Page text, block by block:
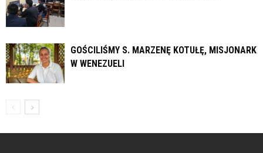
GOŚCILIŚMY S. MARZENĘ KOTUŁĘ, MISJONARKĘ
W WENEZUELI